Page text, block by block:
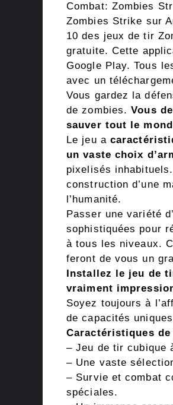
Combat: Zombies
Zombies Strike sur
10 des jeux de tir
gratuite. Cette
Google Play. Tous
avec un
Vous gardez la
de zombies.Vous
sauver tout le
Le jeu a
un vaste choix
pixelisés
construction d’une
l’humanité.
Passer une variété
sophistiquées pour
à tous les niveaux.
feront de vous un
Installez le jeu de
vraiment
Soyez toujours à
de capacités
Caractéristiques de
– Jeu de tir cubique
– Une vaste
– Survie et combat
spéciales.